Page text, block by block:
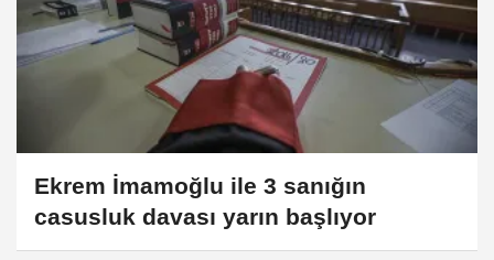
Ekrem İmamoğlu ile 3 sanığın
casusluk davası yarın başlıyor